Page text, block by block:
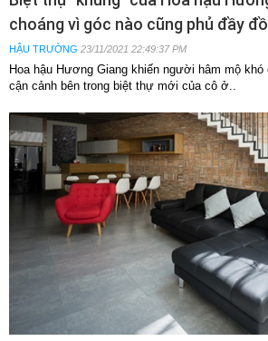
choáng vì góc nào cũng phủ đầy
HẬU TRƯỜNG 23/11/2021 22:49:37 PM
Hoa hậu Hương Giang khiến người hâm mộ
cận cảnh bên trong biệt thự mới của cô ở..